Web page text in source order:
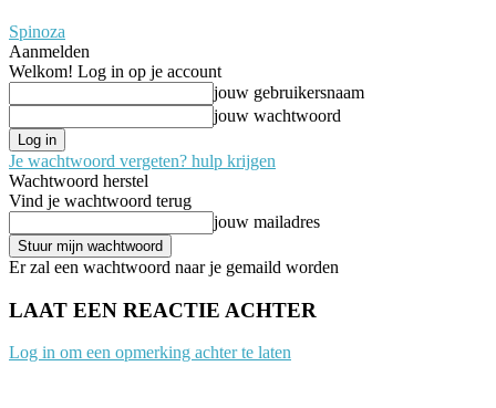
Spinoza
Aanmelden
Welkom! Log in op je account
jouw gebruikersnaam
jouw wachtwoord
Je wachtwoord vergeten? hulp krijgen
Wachtwoord herstel
Vind je wachtwoord terug
jouw mailadres
Er zal een wachtwoord naar je gemaild worden
LAAT EEN REACTIE ACHTER
Log in om een opmerking achter te laten